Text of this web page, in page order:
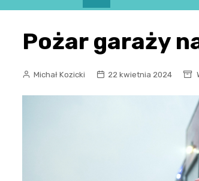
Wszystkie wpisy
Pożar garaży
Michał Kozicki 22 kwietnia 2024